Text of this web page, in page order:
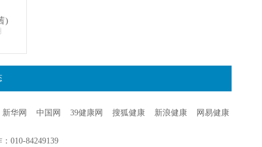
)
新华网 中国网 39健康网 搜狐健康 新浪健康
网易健康
010-84249139